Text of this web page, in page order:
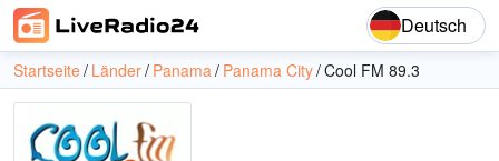
Deutsch
Startseite Länder Panama Panama City Cool FM 89.3